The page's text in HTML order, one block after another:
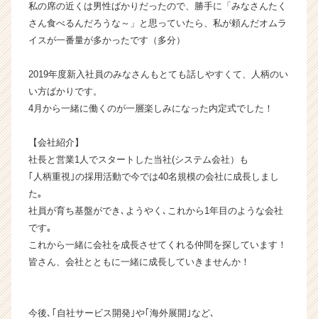
ャ
ー・
成
企
か
ウ
ト
届
就
活
サ
チ
私の席の近くは男性ばかりだったので、勝手に「みなさんたく
さん食べるんだろうな～」と思っていたら、私が頼んだオムラ
イスが一番量が多かったです（多分）
2019年度新入社員のみなさんもとても話しやすくて、人柄のい
い方ばかりです。
4月から一緒に働くのが一層楽しみになった内定式でした！
【会社紹介】
社長と営業1人でスタートした当社(システム会社）も
｢人柄重視｣の採用活動で今では40名規模の会社に成長しまし
た｡
社員が育ち基盤ができ､ようやく､これから1年目のような会社
です｡
これから一緒に会社を成長させてくれる仲間を探しています！
皆さん、会社とともに一緒に成長していきませんか！
今後､｢自社サービス開発｣や｢海外展開｣など､